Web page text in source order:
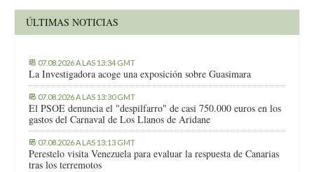
ÚLTIMAS NOTICIAS
07.08.2026 A LAS 13:34 GMT
La Investigadora acoge una exposición sobre Guasimara
07.08.2026 A LAS 13:30 GMT
El PSOE denuncia el "despilfarro" de casi 750.000 euros en los
gastos del Carnaval de Los Llanos de Aridane
07.08.2026 A LAS 13:13 GMT
Perestelo visita Venezuela para evaluar la respuesta de Canarias
tras los terremotos